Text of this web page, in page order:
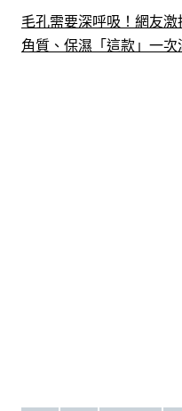
毛孔需要深呼吸！網友
角質、保濕「這款」一次